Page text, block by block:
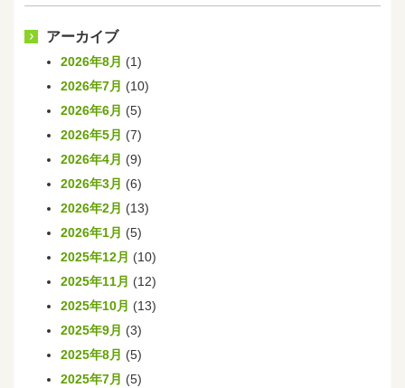
アーカイブ
2026年8月 (1)
2026年7月 (10)
2026年6月 (5)
2026年5月 (7)
2026年4月 (9)
2026年3月 (6)
2026年2月 (13)
2026年1月 (5)
2025年12月 (10)
2025年11月 (12)
2025年10月 (13)
2025年9月 (3)
2025年8月 (5)
2025年7月 (5)